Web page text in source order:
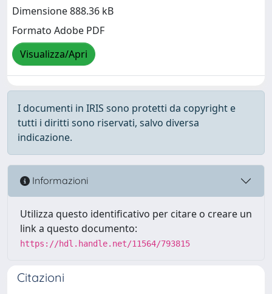
Dimensione 888.36 kB
Formato Adobe PDF
Visualizza/Apri
I documenti in IRIS sono protetti da copyright e
tutti i diritti sono riservati, salvo diversa
indicazione.
Informazioni
Utilizza questo identificativo per citare o creare un
link a questo documento:
https://hdl.handle.net/11564/793815
Citazioni